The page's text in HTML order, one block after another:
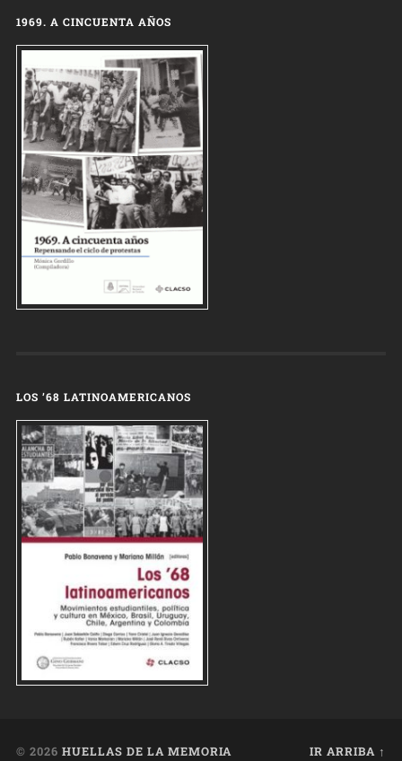
1969. A CINCUENTA AÑOS
LOS ’68 LATINOAMERICANOS
© 2026 HUELLAS DE LA MEMORIA IR ARRIBA ↑